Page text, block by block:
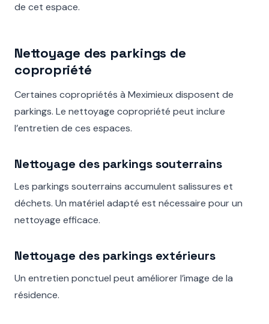
de cet espace.
Nettoyage des parkings de
copropriété
Certaines copropriétés à Meximieux disposent de
parkings. Le nettoyage copropriété peut inclure
l’entretien de ces espaces.
Nettoyage des parkings souterrains
Les parkings souterrains accumulent salissures et
déchets. Un matériel adapté est nécessaire pour un
nettoyage efficace.
Nettoyage des parkings extérieurs
Un entretien ponctuel peut améliorer l’image de la
résidence.